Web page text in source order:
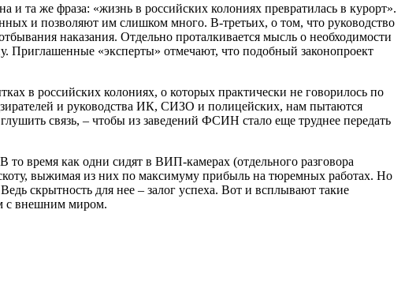
та же фраза: «жизнь в российских колониях превратилась в курорт».
и позволяют им слишком много. В-третьих, о том, что руководство
наказания. Отдельно проталкивается мысль о необходимости
Приглашенные «эксперты» отмечают, что подобный законопроект
в российских колониях, о которых практически не говорилось по
и руководства ИК, СИЗО и полицейских, нам пытаются
связь, – чтобы из заведений ФСИН стало еще труднее передать
то время как одни сидят в ВИП-камерах (отдельного разговора
выжимая из них по максимуму прибыль на тюремных работах. Но
скрытность для нее – залог успеха. Вот и всплывают такие
с внешним миром.